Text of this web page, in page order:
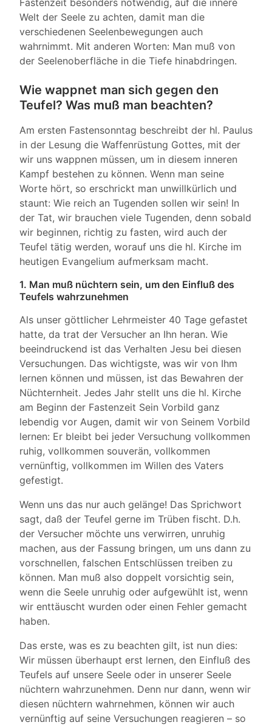
Fastenzeit besonders notwendig, auf die innere
Welt der Seele zu achten, damit man die
verschiedenen Seelenbewegungen auch
wahrnimmt. Mit anderen Worten: Man muß von
der Seelenoberfläche in die Tiefe hinabdringen.
Wie wappnet man sich gegen den
Teufel? Was muß man beachten?
Am ersten Fastensonntag beschreibt der hl. Paulus
in der Lesung die Waffenrüstung Gottes, mit der
wir uns wappnen müssen, um in diesem inneren
Kampf bestehen zu können. Wenn man seine
Worte hört, so erschrickt man unwillkürlich und
staunt: Wie reich an Tugenden sollen wir sein! In
der Tat, wir brauchen viele Tugenden, denn sobald
wir beginnen, richtig zu fasten, wird auch der
Teufel tätig werden, worauf uns die hl. Kirche im
heutigen Evangelium aufmerksam macht.
1. Man muß nüchtern sein, um den Einfluß des
Teufels wahrzunehmen
Als unser göttlicher Lehrmeister 40 Tage gefastet
hatte, da trat der Versucher an Ihn heran. Wie
beeindruckend ist das Verhalten Jesu bei diesen
Versuchungen. Das wichtigste, was wir von Ihm
lernen können und müssen, ist das Bewahren der
Nüchternheit. Jedes Jahr stellt uns die hl. Kirche
am Beginn der Fastenzeit Sein Vorbild ganz
lebendig vor Augen, damit wir von Seinem Vorbild
lernen: Er bleibt bei jeder Versuchung vollkommen
ruhig, vollkommen souverän, vollkommen
vernünftig, vollkommen im Willen des Vaters
gefestigt.
Wenn uns das nur auch gelänge! Das Sprichwort
sagt, daß der Teufel gerne im Trüben fischt. D.h.
der Versucher möchte uns verwirren, unruhig
machen, aus der Fassung bringen, um uns dann zu
vorschnellen, falschen Entschlüssen treiben zu
können. Man muß also doppelt vorsichtig sein,
wenn die Seele unruhig oder aufgewühlt ist, wenn
wir enttäuscht wurden oder einen Fehler gemacht
haben.
Das erste, was es zu beachten gilt, ist nun dies:
Wir müssen überhaupt erst lernen, den Einfluß des
Teufels auf unsere Seele oder in unserer Seele
nüchtern wahrzunehmen. Denn nur dann, wenn wir
diesen nüchtern wahrnehmen, können wir auch
vernünftig auf seine Versuchungen reagieren – so